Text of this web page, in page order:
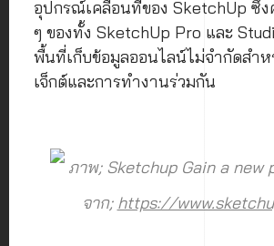
อุปกรณ์เคลื่อนที่ของ SketchUp ซึ่
ๆ ของทั้ง SketchUp Pro และ
พื้นที่เก็บข้อมูลออนไลน์ไม่จำกัดสำห
เจ็กต์และการทำงานร่วมกัน
ภาพ; Sketchup Gain a new
จาก; https://